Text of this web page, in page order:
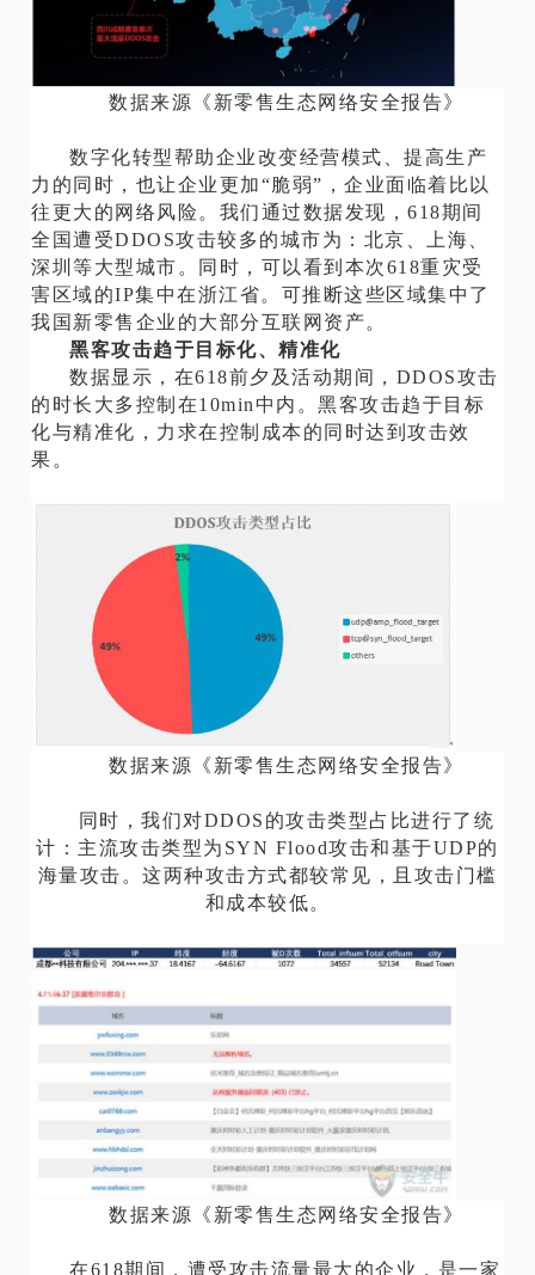
数据来源《新零售生态网络安全报告》
数字化转型帮助企业改变经营模式、提高生产
力的同时，也让企业更加“脆弱”，企业面临着比以
往更大的网络风险。我们通过数据发现，618期间
全国遭受DDOS攻击较多的城市为：北京、上海、
深圳等大型城市。同时，可以看到本次618重灾受
害区域的IP集中在浙江省。可推断这些区域集中了
我国新零售企业的大部分互联网资产。
黑客攻击趋于目标化、精准化
数据显示，在618前夕及活动期间，DDOS攻击
的时长大多控制在10min中内。黑客攻击趋于目标
化与精准化，力求在控制成本的同时达到攻击效
果。
数据来源《新零售生态网络安全报告》
同时，我们对DDOS的攻击类型占比进行了统
计：主流攻击类型为SYN Flood攻击和基于UDP的
海量攻击。这两种攻击方式都较常见，且攻击门槛
和成本较低。
数据来源《新零售生态网络安全报告》
在618期间，遭受攻击流量最大的企业，是一家